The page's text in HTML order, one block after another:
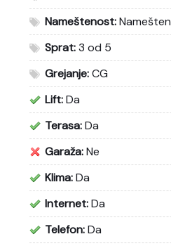
Nameštenost:Namešten
Sprat:3 od 5
Grejanje:CG
Lift:Da
Terasa:Da
Garaža:Ne
Klima:Da
Internet:Da
Telefon:Da